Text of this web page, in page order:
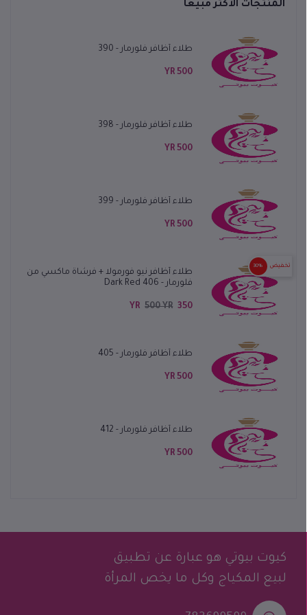
المنتجات الأكثر مبيعًا
طلاء أظافر فلورمار - 390
500 YR
طلاء أظافر فلورمار - 398
500 YR
طلاء أظافر فلورمار - 399
500 YR
تخفيض
طلاء أظافر نيو فورمولا + فرشاة ماكسي من
فلورمار - 406 Dark Red
350 YR
500 YR
طلاء أظافر فلورمار - 405
500 YR
طلاء أظافر فلورمار - 412
500 YR
كيوت بيوتي هو عبارة عن تطبيق
لبيع المكياج وكل ما يخص المرأة